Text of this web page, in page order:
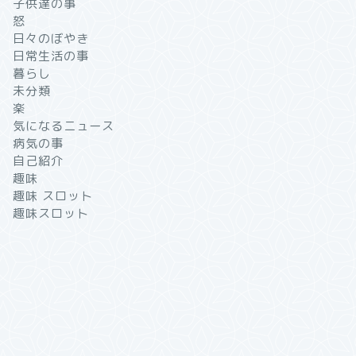
子供達の事
怒
日々のぼやき
日常生活の事
暮らし
未分類
楽
気になるニュース
病気の事
自己紹介
趣味
趣味 スロット
趣味スロット